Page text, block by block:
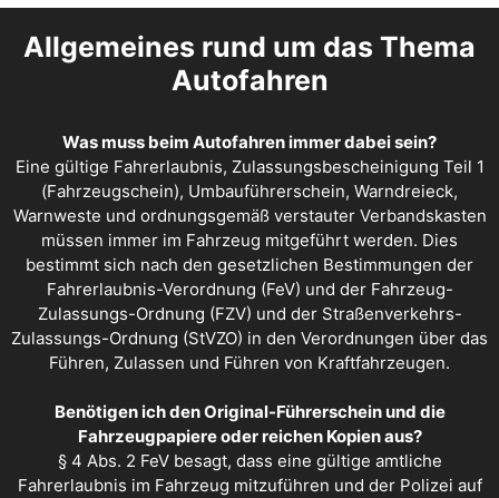
Allgemeines rund um das Thema
Autofahren
Was muss beim Autofahren immer dabei sein?
Eine gültige Fahrerlaubnis, Zulassungsbescheinigung Teil 1
(Fahrzeugschein), Umbauführerschein, Warndreieck,
Warnweste und ordnungsgemäß verstauter Verbandskasten
müssen immer im Fahrzeug mitgeführt werden. Dies
bestimmt sich nach den gesetzlichen Bestimmungen der
Fahrerlaubnis-Verordnung (FeV) und der Fahrzeug-
Zulassungs-Ordnung (FZV) und der Straßenverkehrs-
Zulassungs-Ordnung (StVZO) in den Verordnungen über das
Führen, Zulassen und Führen von Kraftfahrzeugen.
Benötigen ich den Original-Führerschein und die
Fahrzeugpapiere oder reichen Kopien aus?
§ 4 Abs. 2 FeV besagt, dass eine gültige amtliche
Fahrerlaubnis im Fahrzeug mitzuführen und der Polizei auf